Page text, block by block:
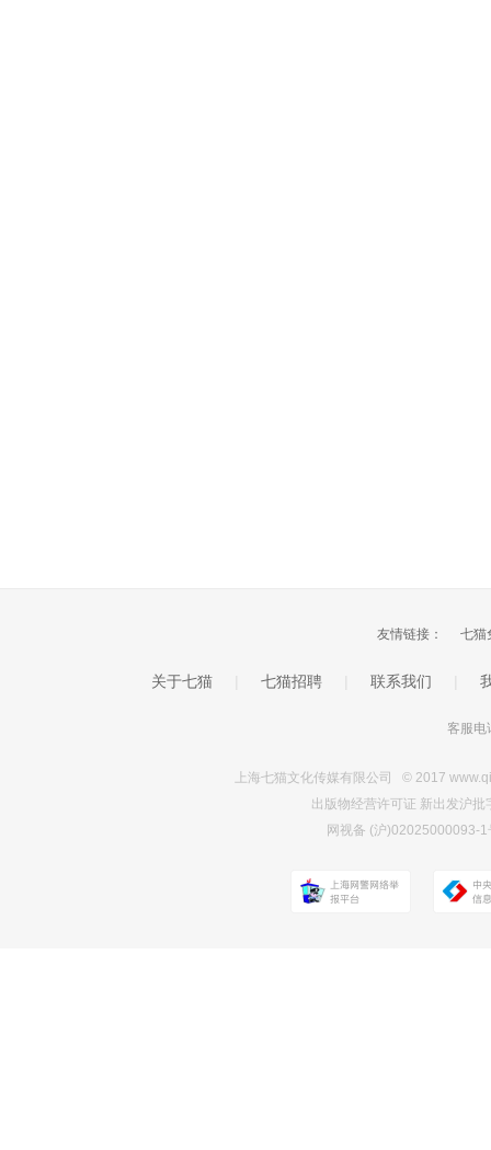
友情链接： 七猫
关于七猫 七猫招聘 联系我们
客服电
上海七猫文化传媒有限公司 © 2017
出版物经营许可证 新出发沪
网视备 (沪)02025000093-